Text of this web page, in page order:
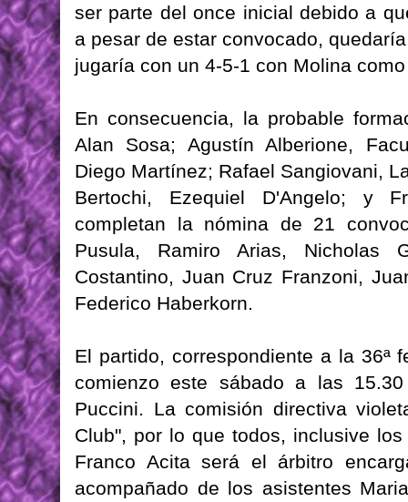
ser parte del once inicial debido a
a pesar de estar convocado,
jugaría con un 4-5-1 con Molina
En consecuencia, la probable
Alan Sosa; Agustín Alberione,
Diego Martínez; Rafael Sangiovani,
Bertochi, Ezequiel D'Angelo; y
completan la nómina de 21
Pusula, Ramiro Arias, Nicholas
Costantino, Juan Cruz Franzoni,
Federico Haberkorn.
El partido, correspondiente a la 36ª
comienzo este sábado a las
Puccini. La comisión directiva
Club", por lo que todos, inclusive
Franco Acita será el árbitro
acompañado de los asistentes